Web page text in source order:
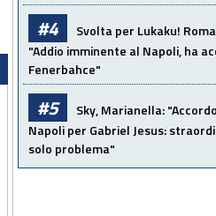
#4
Svolta per Lukaku!
"Addio imminente al Napoli, ha
Fenerbahce"
#5
Sky, Marianella:
Napoli per Gabriel Jesus:
solo problema"